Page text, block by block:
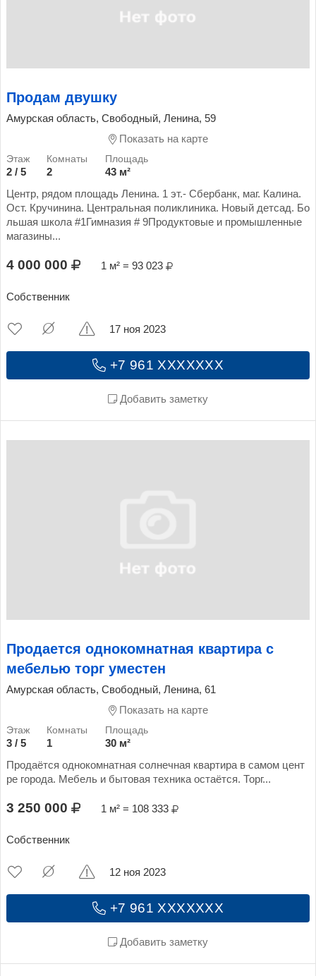
Продам двушку
Амурская область, Свободный, Ленина, 59
Показать на карте
2 / 5 2
43 м²
Центр, рядом площадь Ленина. 1 эт.- Сбербанк, маг. Калина.
Ост. Кручинина. Центральная поликлиника. Новый детсад. Бо
льшая школа #1Гимназия # 9Продуктовые и промышленные
магазины...
4 000 000 1 м² = 93 023
Собственник
+7 961 XXXXXXX
Добавить заметку
17 ноя 2023
Продается однокомнатная квартира с
мебелью торг уместен
Амурская область, Свободный, Ленина, 61
Показать на карте
3 / 5 1
30 м²
Продаётся однокомнатная солнечная квартира в самом цент
ре города. Мебель и бытовая техника остаётся. Торг...
3 250 000 1 м² = 108 333
Собственник
+7 961 XXXXXXX
Добавить заметку
12 ноя 2023